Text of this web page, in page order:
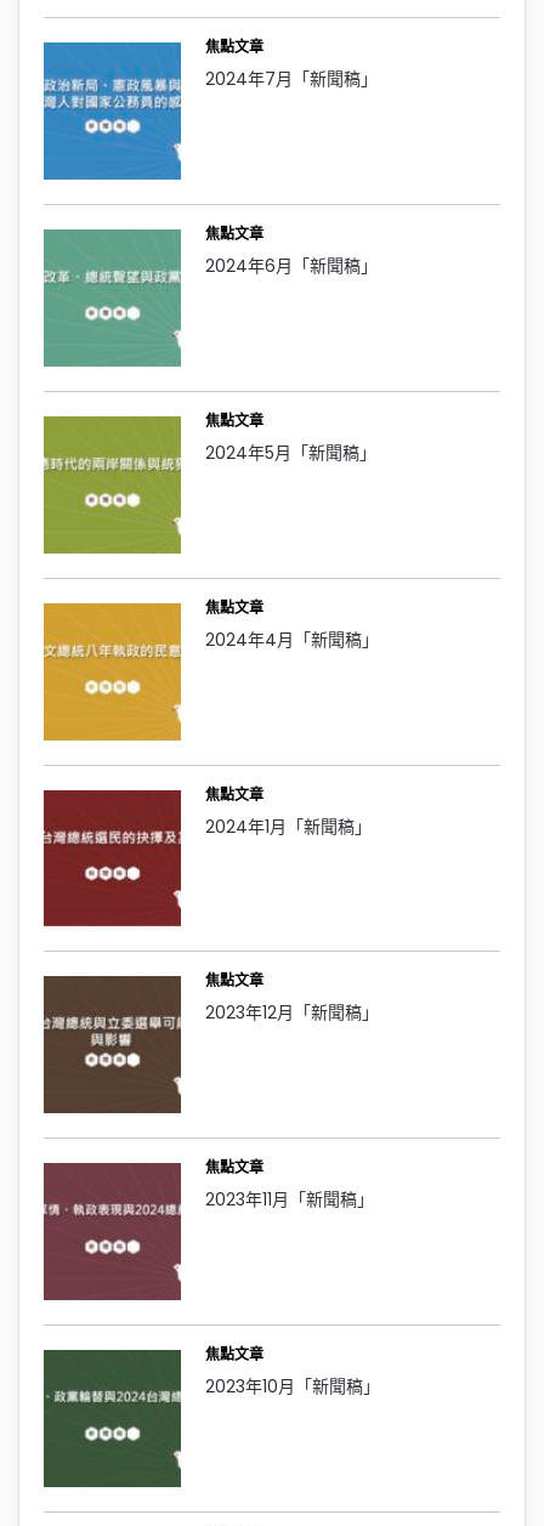
焦點文章
2024年7月「新聞稿」
焦點文章
2024年6月「新聞稿」
焦點文章
2024年5月「新聞稿」
焦點文章
2024年4月「新聞稿」
焦點文章
2024年1月「新聞稿」
焦點文章
2023年12月「新聞稿」
焦點文章
2023年11月「新聞稿」
焦點文章
2023年10月「新聞稿」